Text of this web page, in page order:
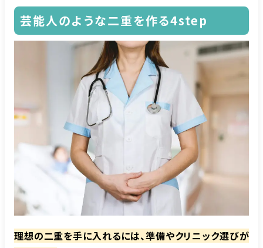
芸能人のような二重を作る4step
理想の二重を手に入れるには、準備やクリニック選びが